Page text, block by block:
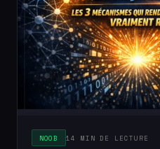
NOOB 14 MIN DE LECTURE